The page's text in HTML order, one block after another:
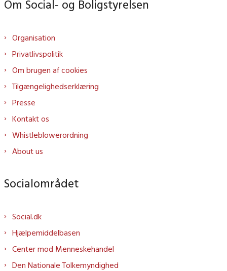
Om Social- og Boligstyrelsen
Organisation
Privatlivspolitik
Om brugen af cookies
Tilgængelighedserklæring
Presse
Kontakt os
Whistleblowerordning
About us
Socialområdet
Social.dk
Hjælpemiddelbasen
Center mod Menneskehandel
Den Nationale Tolkemyndighed